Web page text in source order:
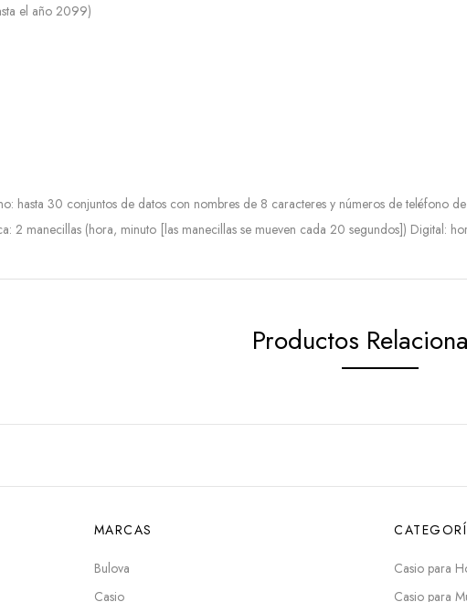
el año 2099)
hasta 30 conjuntos de datos con nombres de 8 caracteres y números de teléfono
2 manecillas (hora, minuto [las manecillas se mueven cada 20 segundos]) Digital:
Productos
MARCAS
Bulova
Casio
Casio para
Casio para